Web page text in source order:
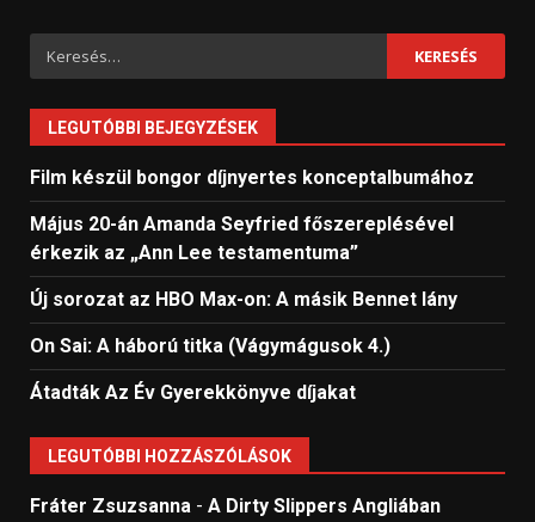
Keresés:
LEGUTÓBBI BEJEGYZÉSEK
Film készül bongor díjnyertes konceptalbumához
Május 20-án Amanda Seyfried főszereplésével
érkezik az „Ann Lee testamentuma”
Új sorozat az HBO Max-on: A másik Bennet lány
On Sai: A ​háború titka (Vágymágusok 4.)
Átadták Az Év Gyerekkönyve díjakat
LEGUTÓBBI HOZZÁSZÓLÁSOK
Fráter Zsuzsanna - A Dirty Slippers Angliában